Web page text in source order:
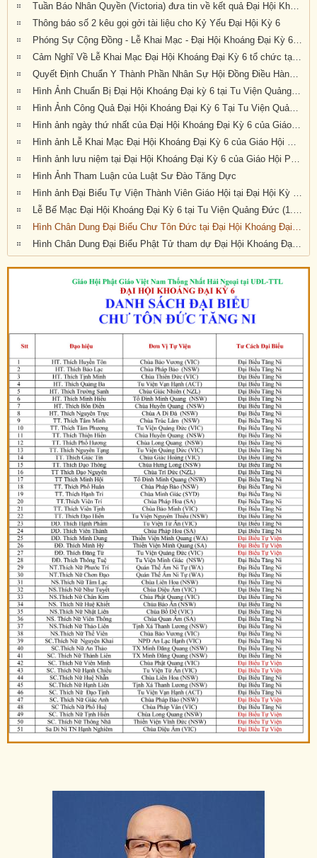
Tuần Báo Nhân Quyền (Victoria) đưa tin về kết quả Đại Hội Khoáng Đại Kỳ 6 tổ chức tại Tu Viện Quảng Đức từ ngày 20 đến ngày 22 tháng 9 năm 2019
Thông báo số 2 kêu gọi gởi tài liệu cho Kỷ Yếu Đại Hội Kỳ 6
Phóng Sự Cộng Đồng - Lễ Khai Mạc - Đại Hội Khoáng Đại Kỳ 6 - Tu Viện Quảng Đức
Cảm Nghĩ Về Lễ Khai Mạc Đại Hội Khoáng Đại Kỳ 6 tổ chức tại Tu Viện Quảng Đức, Melbourne, Úc Châu (21/9/2019)
Quyết Định Chuẩn Y Thành Phần Nhân Sự Hội Đồng Điều Hành Nhiệm Kỳ VI (2019-2023)
Hình Ảnh Chuẩn Bị Đại Hội Khoáng Đại kỳ 6 tại Tu Viện Quảng Đức, Melbourne, Úc Châu (hình chụp trưa Thứ Sáu, 20-9-2019)
Hình Ảnh Công Quả Đại Hội Khoáng Đại Kỳ 6 Tại Tu Viện Quảng Đức
Hình ảnh ngày thứ nhất của Đại Hội Khoáng Đại Kỳ 6 của Giáo Hội PGVNTNHN tại UĐL-TTL ( Thứ Sáu, ngày 20/09/2019)
Hình ảnh Lễ Khai Mạc Đại Hội Khoáng Đại Kỳ 6 của Giáo Hội Phật Giáo Việt Nam Thống Nhất Hải Ngoại tại Úc Đại Lợi Tân Tây Lan (10.30am Thứ Bảy 21-9-2019)
Hình ảnh lưu niệm tại Đại Hội Khoáng Đại Kỳ 6 của Giáo Hội Phật Giáo Việt Nam Thống Nhất Hải Ngoại tại Úc Đại Lợi Tân Tây Lan (10.30am Thứ Bảy 21-9-2019)
Hình Ảnh Tham Luận của Luật Sư Đào Tăng Dực
Hình ảnh Đại Biểu Tự Viện Thành Viên Giáo Hội tại Đại Hội Kỳ 6 được tổ chức tại Tu Viện Quảng Đức, Melbourne, Victoria, trong 3 ngày 20, 21 và 22 tháng 9 năm 2019
Lễ Bế Mạc Đại Hội Khoáng Đại Kỳ 6 tại Tu Viện Quảng Đức (1.pm-2.30pm, chiều chủ nhật 22-9-2019)
Hình Chân Dung Đại Biểu Chư Tôn Đức tại Đại Hội Khoáng Đại kỳ 6 của Giáo Hội Phật Giáo Việt Nam Thống Nhất Hải Ngoại tại Úc Đại Lợi-Tân Tây Lan, được tổ chức tại Tu Viện Quảng Đức, Melbourne, Victoria, trong 3 ngày 20, 21 và 22 tháng 9 năm 2019
Hình Chân Dung Đại Biểu Phật Tử tham dự Đại Hội Khoáng Đại Kỳ 6 của Giáo Hội Phật Giáo Việt Nam Thống Nhất Hải Ngoại tại Úc Đại Lợi-Tân Tây Lan, được tổ chức tại Tu Viện Quảng Đức, Melbourne, Victoria, trong 3 ngày 20, 21 và 22 tháng 9 năm 2019